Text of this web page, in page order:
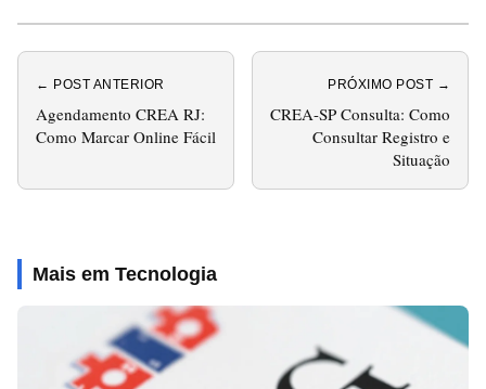
← POST ANTERIOR
Agendamento CREA RJ:
Como Marcar Online Fácil
PRÓXIMO POST →
CREA-SP Consulta: Como
Consultar Registro e
Situação
Mais em Tecnologia